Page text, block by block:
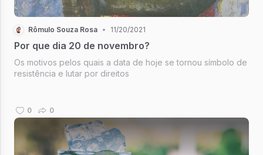
Rômulo Souza Rosa • 11/20/2021
Por que dia 20 de novembro?
Os motivos pelos quais a data de hoje se tornou símbolo de
resistência e lutar por direitos
0 0